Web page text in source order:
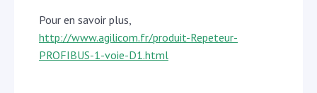
Pour en savoir plus,
http://www.agilicom.fr/produit-Repeteur-
PROFIBUS-1-voie-D1.html